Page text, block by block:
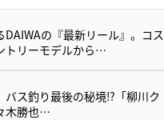
DAIWAの『最新リール』。コス
トリーモデルから…
バス釣り最後の秘境⁉「柳川ク
木勝也…